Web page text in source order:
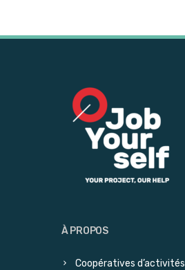
À PROPOS
Coopératives d’activités